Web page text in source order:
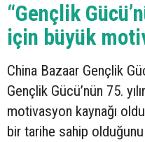
“Gençlik
için büyük
China Bazaar Gençlik
Gençlik Gücü’nün 75.
motivasyon kaynağı
bir tarihe sahip